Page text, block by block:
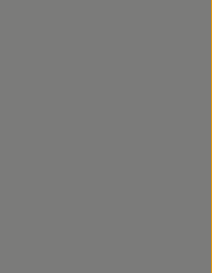
t.me/s/hofmahlitzsch
zu https://www.facebook.com/